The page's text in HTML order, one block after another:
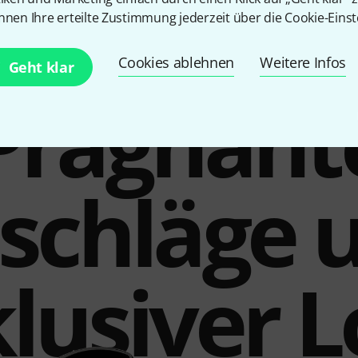
Ihre erteilte Zustimmung jederzeit über die Cookie-
Geht klar Cookies ablehnen Weitere Infos
Inkl. Koffer Nein